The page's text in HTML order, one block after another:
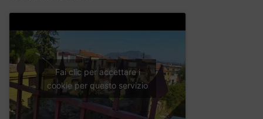
Fai clic per accettare i
cookie per questo servizio